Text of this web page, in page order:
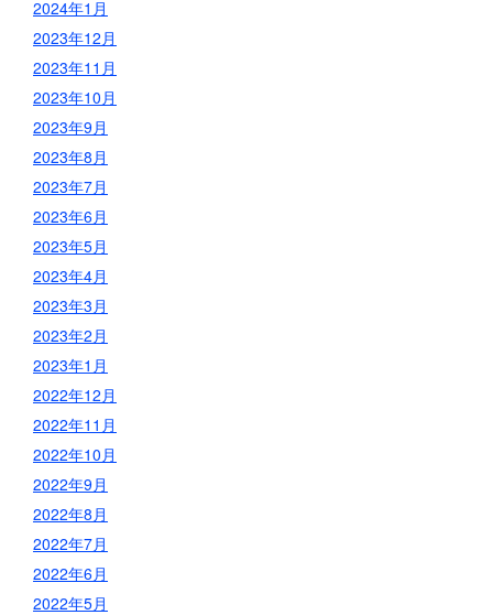
2024年1月
2023年12月
2023年11月
2023年10月
2023年9月
2023年8月
2023年7月
2023年6月
2023年5月
2023年4月
2023年3月
2023年2月
2023年1月
2022年12月
2022年11月
2022年10月
2022年9月
2022年8月
2022年7月
2022年6月
2022年5月